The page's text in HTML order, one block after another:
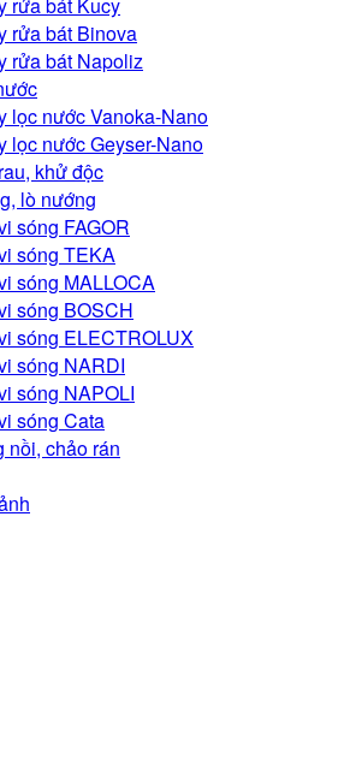
rửa bát Kucy
rửa bát Binova
rửa bát Napoliz
lọc nước Vanoka-Nano
lọc nước Geyser-Nano
khử độc
lò nướng
sóng FAGOR
sóng TEKA
sóng MALLOCA
sóng BOSCH
sóng ELECTROLUX
sóng NARDI
sóng NAPOLI
sóng Cata
nồi, chảo rán